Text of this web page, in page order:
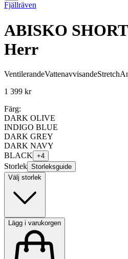
Fjällräven
ABISKO
Herr
VentilerandeVattenavvisandeStretch
1 399 kr
Färg:
DARK OLIVE
INDIGO BLUE
DARK GREY
DARK NAVY
BLACK +4
Storlek Storleksguide
Välj storlek
Lägg i varukorgen